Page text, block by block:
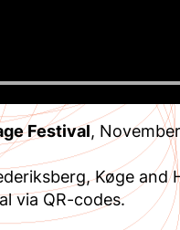
Festival,
Køge and
via QR-codes.